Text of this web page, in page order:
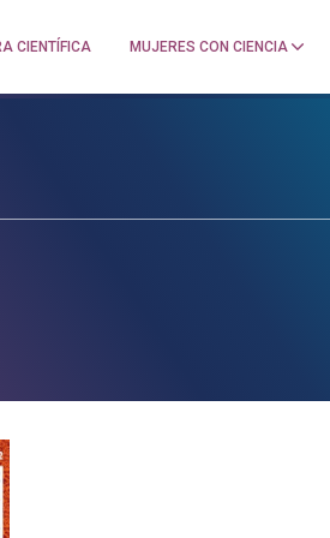
CIENTÍFICA MUJERES CON CIENCIA